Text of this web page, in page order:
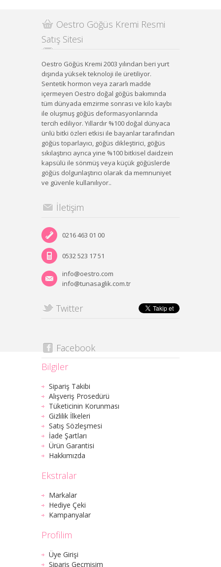
Oestro Göğüs Kremi Resmi
Satış Sitesi
Oestro Göğüs Kremi 2003 yılından beri yurt
dışında yüksek teknoloji ile üretiliyor.
Sentetik hormon veya zararlı madde
içermeyen Oestro doğal göğüs bakımında
tüm dünyada emzirme sonrası ve kilo kaybı
ile oluşmuş göğüs deformasyonlarında
tercih ediliyor. Yıllardır %100 doğal dünyaca
ünlü bitki özleri etkisi ile bayanlar tarafından
göğüs toparlayıcı, göğüs dikleştirici, göğüs
sıkılaştırıcı ayrıca yine %100 bitkisel daidzein
kapsülü ile sönmüş veya küçük göğüslerde
göğüs dolgunlaştırıcı olarak da memnuniyet
ve güvenle kullanılıyor..
İletişim
0216 463 01 00
0532 523 17 51
info@oestro.com
info@tunasaglik.com.tr
Twitter
Facebook
Bilgiler
Sipariş Takibi
Alışveriş Prosedürü
Tüketicinin Korunması
Gizlilik İlkeleri
Satış Sözleşmesi
İade Şartları
Ürün Garantisi
Hakkımızda
Ekstralar
Markalar
Hediye Çeki
Kampanyalar
Profilim
Üye Girişi
Sipariş Geçmişim